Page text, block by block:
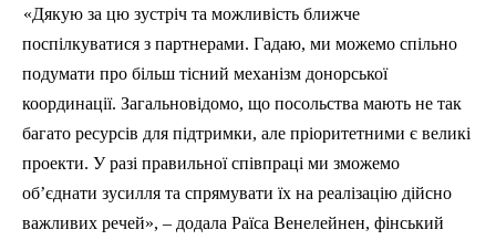
«Дякую за цю зустріч та можливість ближче
поспілкуватися з партнерами. Гадаю, ми можемо спільно
подумати про більш тісний механізм донорської
координації. Загальновідомо, що посольства мають не так
багато ресурсів для підтримки, але пріоритетними є великі
проекти. У разі правильної співпраці ми зможемо
об’єднати зусилля та спрямувати їх на реалізацію дійсно
важливих речей», – додала Раїса Венелейнен, фінський